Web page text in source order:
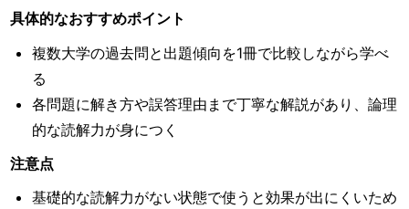
具体的なおすすめポイント
複数大学の過去問と出題傾向を1冊で比較しながら学べ
る
各問題に解き方や誤答理由まで丁寧な解説があり、論理
的な読解力が身につく
注意点
基礎的な読解力がない状態で使うと効果が出にくいため